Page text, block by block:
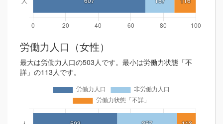
労働力人口（女性）
最大は労働力人口の503人です。最小は労働力状態「不
詳」の113人です。